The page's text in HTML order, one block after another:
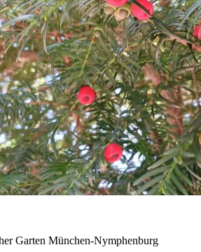
Garten München-Nymphenburg